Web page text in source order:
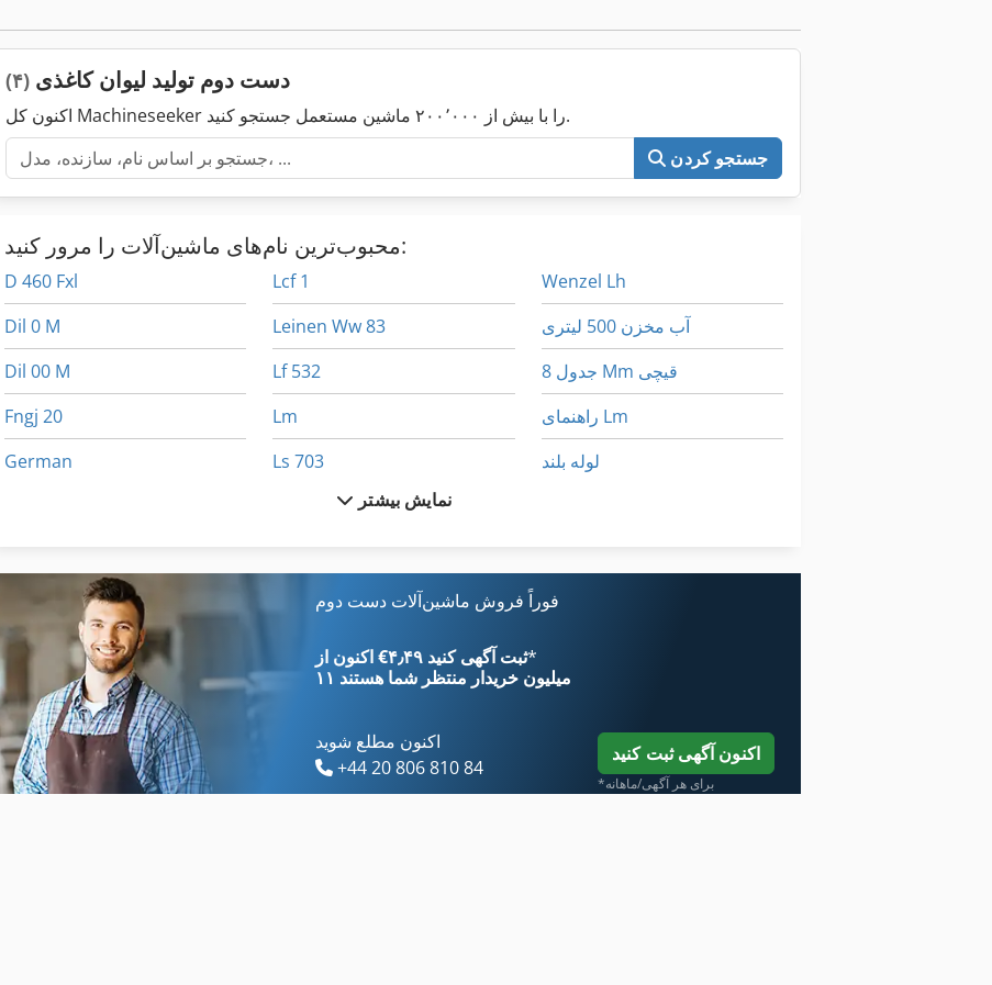
دست دوم تولید لیوان کاغذی (۴)
اکنون کل Machineseeker را با بیش از ۲۰۰٬۰۰۰ ماشین مستعمل جستجو کنید.
جستجو کردن
محبوب‌ترین نام‌های ماشین‌آلات را مرور کنید:
D 460 Fxl
Dil 0 M
Dil 00 M
Fngj 20
German
Laimet 120
Lbx 200
Lcf 1
Leinen Ww 83
Lf 532
Lm
Ls 703
Ng 200
Wenzel Lh
آب مخزن 500 لیتری
جدول 8 Mm قیچی
راهنمای Lm
لوله بلند
نمایش بیشتر
فوراً فروش ماشین‌آلات دست دوم
اکنون از ‎€۴٫۴۹ ثبت آگهی کنید*
۱۱ میلیون خریدار منتظر شما هستند
اکنون مطلع شوید
+44 20 806 810 84
اکنون آگهی ثبت کنید
*برای هر آگهی/ماهانه